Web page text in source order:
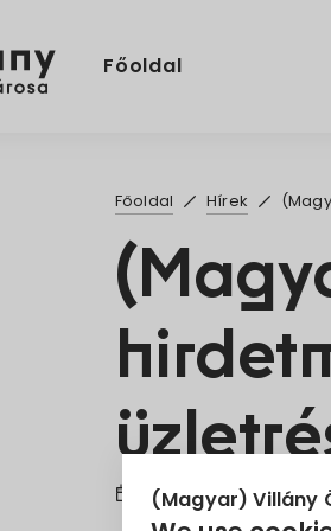
(Magyar) Villány
Főoldal
Főoldal Hírek
1. Apr 2026